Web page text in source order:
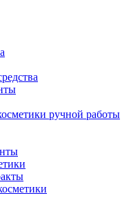
ручной работы